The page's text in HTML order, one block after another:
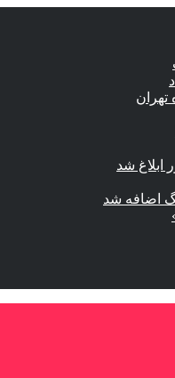
ابلاغ شد
اضافه شد